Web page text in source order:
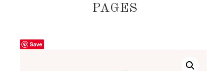
PAGES
Save